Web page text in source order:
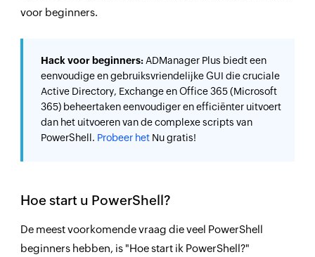
voor beginners.
Hack voor beginners:ADManager Plus biedt een
eenvoudige en gebruiksvriendelijke GUI die cruciale
Active Directory, Exchange en Office 365 (Microsoft
365) beheertaken eenvoudiger en efficiënter uitvoert
dan het uitvoeren van de complexe scripts van
PowerShell. Probeer hetNu gratis!
Hoe start u PowerShell?
De meest voorkomende vraag die veel PowerShell
beginners hebben, is "Hoe start ik PowerShell?"